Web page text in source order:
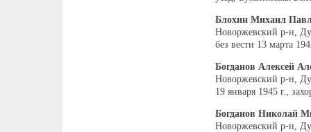
Блохин Михаил
Новоржевский р-н,
без вести 13 марта
Богданов Алексей
Новоржевский р-н,
19 января 1945 г.,
Богданов Николай
Новоржевский р-н,